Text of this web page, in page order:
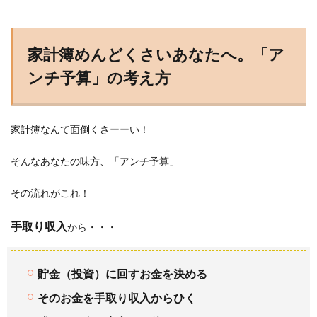
家計簿めんどくさいあなたへ。「ア
ンチ予算」の考え方
家計簿なんて面倒くさーーい！
そんなあなたの味方、「アンチ予算」
その流れがこれ！
手取り収入から・・・
貯金（投資）に回すお金を決める
そのお金を手取り収入からひく